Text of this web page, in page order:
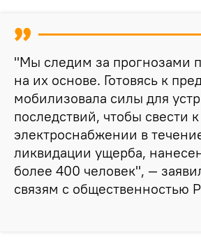
"Мы следим за прогнозами
на их основе. Готовясь к
мобилизовала силы для
последствий, чтобы свести
электроснабжении в
ликвидации ущерба,
более 400 человек", —
связям с общественностью